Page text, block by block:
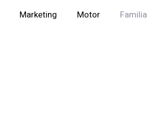
Marketing Motor Familia